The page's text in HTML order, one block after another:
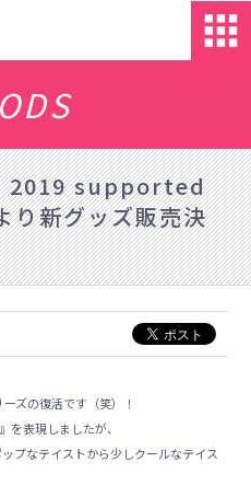
2019 supported
り新グッズ販売決
ズの復活です（笑）！
を表現しましたが、
プなテイストから少しクールなテイス